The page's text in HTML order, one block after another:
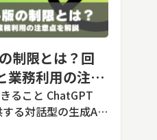
制限とは？回
業務利用の注意
最新】
ること ChatGPT
る対話型の生成AI
トを登録すれば無